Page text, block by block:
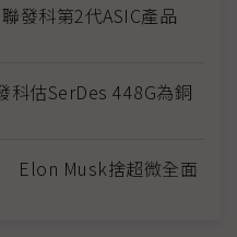
發科第2代ASIC產品
估SerDes 448G為銅
Elon Musk捨超微全面